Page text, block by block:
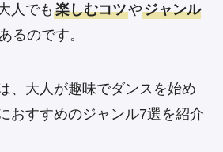
人でも 楽しむコツやジャンル
るのです。
、大人が趣味でダンスを始め
おすすめのジャンル7選を紹介